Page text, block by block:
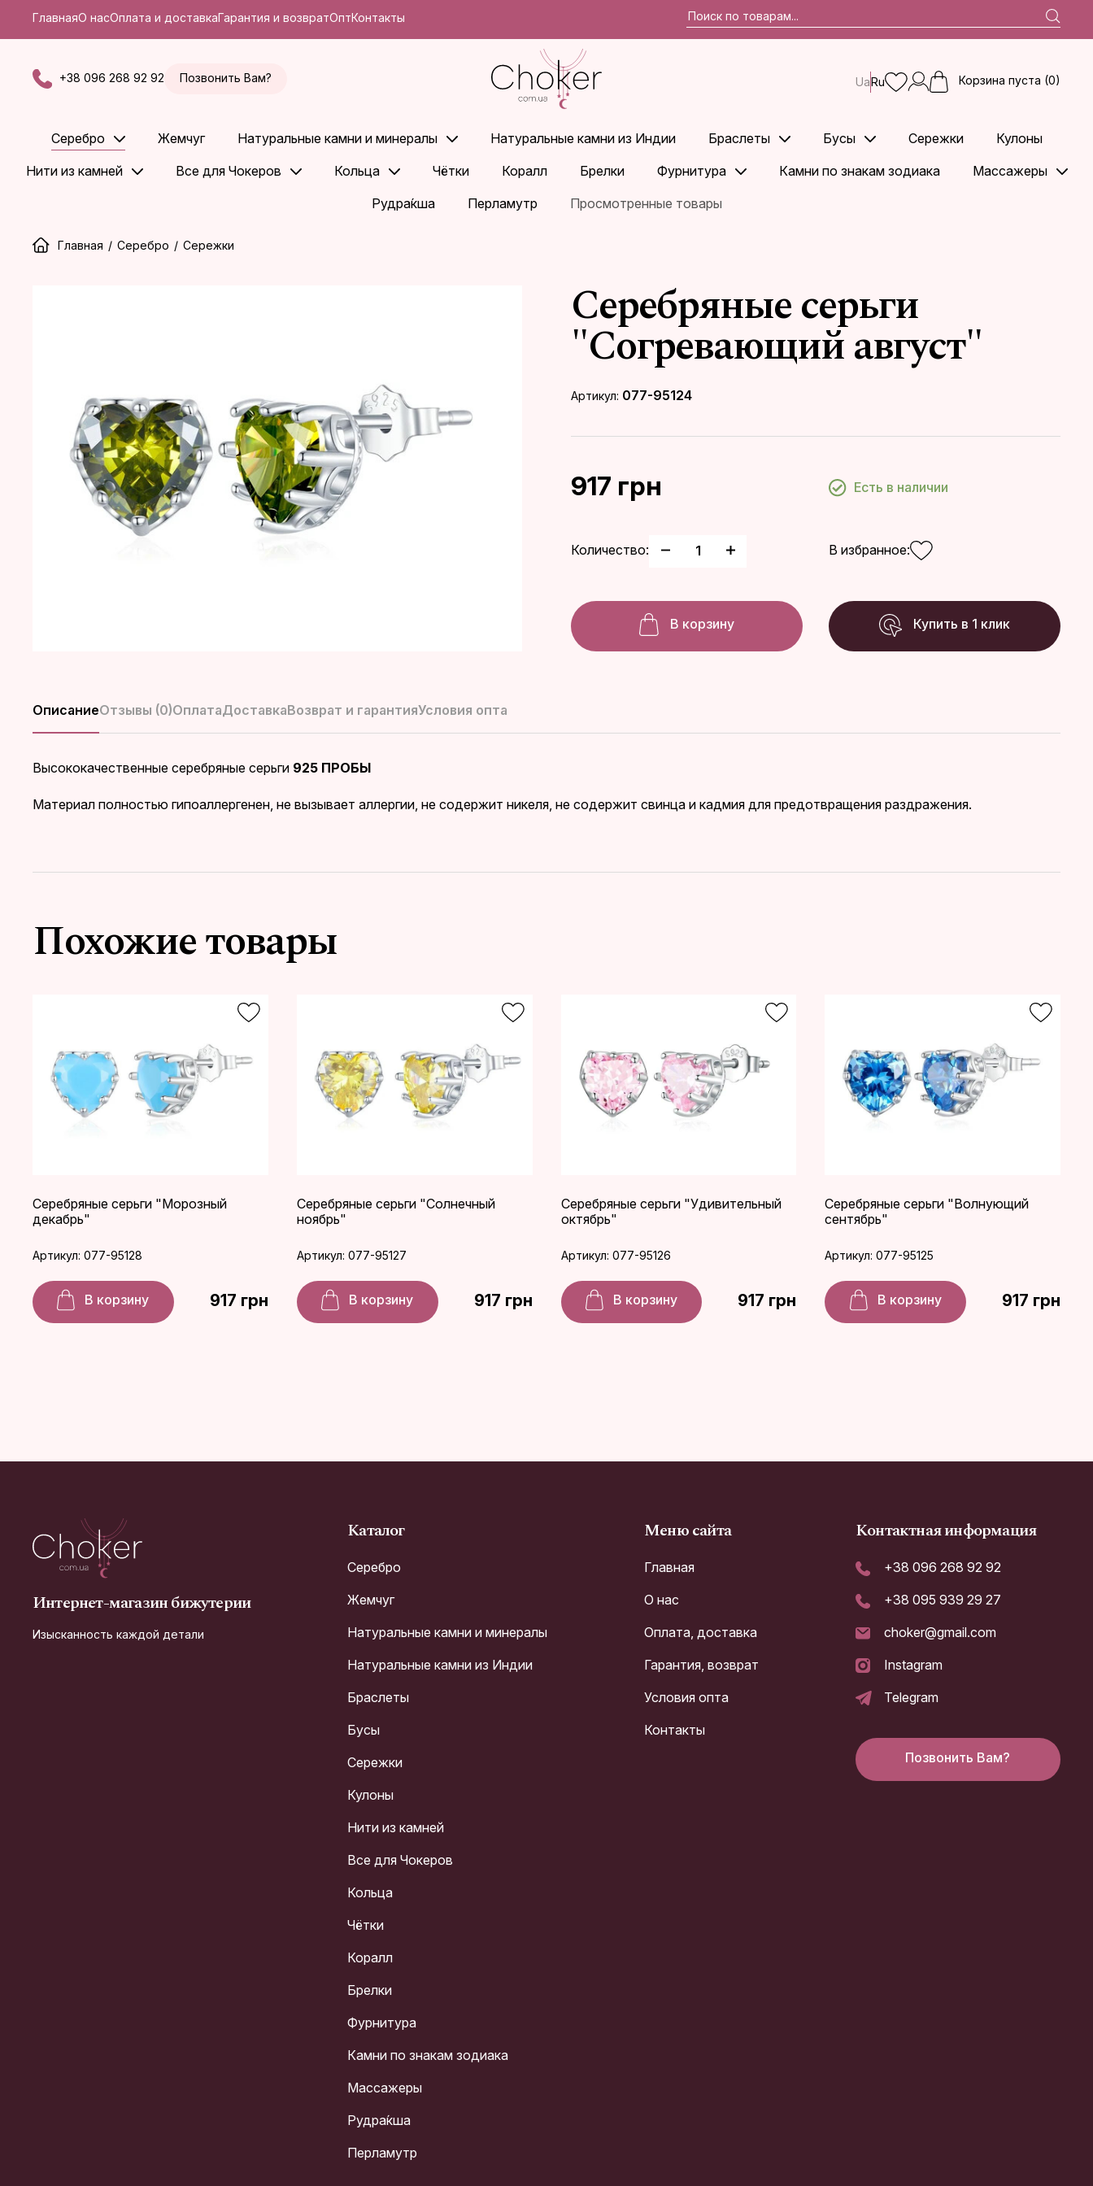
ГлавнаяО насОплата и доставкаГарантия и возвратОптКонтакты
+38 096 268 92 92 Позвонить Вам? UaRu Корзина пуста (0)
Серебро Жемчуг Натуральные камни и минералы Натуральные камни из Индии Браслеты Бусы Сережки
Кулоны
Нити из камней
Все для Чокеров Кольца Чётки Коралл Брелки Фурнитура Камни по знакам зодиака
Массажеры
Рудра́кша
Перламутр Просмотренные товары
Главная / Серебро / Сережки
Серебряные серьги
"Согревающий август"
Артикул: 077-95124
917 грн Есть в наличии
Количество: В избранное:
В корзину Купить в 1 клик
ОписаниеОтзывы (0)ОплатаДоставкаВозврат и гарантияУсловия опта
Высококачественные серебряные серьги 925 ПРОБЫ
Материал полностью гипоаллергенен, не вызывает аллергии, не содержит никеля, не содержит свинца и кадмия для предотвращения раздражения.
Похожие товары
Серебряные серьги "Морозный
декабрь"
Артикул: 077-95128
В корзину 917 грн
Серебряные серьги "Солнечный
ноябрь"
Артикул: 077-95127
В корзину 917 грн
Серебряные серьги "Удивительный
октябрь"
Артикул: 077-95126
В корзину 917 грн
Серебряные серьги "Волнующий
сентябрь"
Артикул: 077-95125
В корзину 917 грн
Интернет-магазин бижутерии
Изысканность каждой детали
Каталог
Серебро
Жемчуг
Натуральные камни и минералы
Натуральные камни из Индии
Браслеты
Бусы
Сережки
Кулоны
Нити из камней
Все для Чокеров
Кольца
Чётки
Коралл
Брелки
Фурнитура
Камни по знакам зодиака
Массажеры
Рудра́кша
Перламутр
Меню сайта
Главная
О нас
Оплата, доставка
Гарантия, возврат
Условия опта
Контакты
Контактная информация
+38 096 268 92 92
+38 095 939 29 27
choker@gmail.com
Instagram
Telegram
Позвонить Вам?